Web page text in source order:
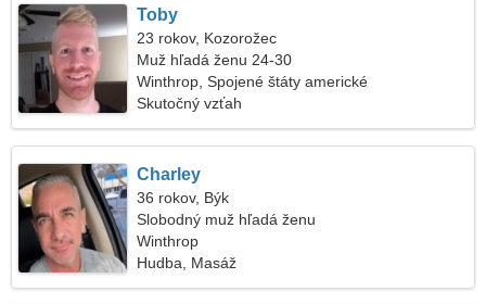
Toby
23 rokov, Kozorožec
Muž hľadá ženu 24-30
Winthrop, Spojené štáty americké
Skutočný vzťah
Charley
36 rokov, Býk
Slobodný muž hľadá ženu
Winthrop
Hudba, Masáž